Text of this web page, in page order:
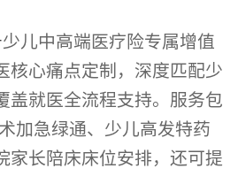
少儿中高端医疗险专属增值
核心痛点定制，深度匹配少
盖就医全流程支持。服务包
加急绿通、少儿高发特药
家长陪床床位安排，还可提